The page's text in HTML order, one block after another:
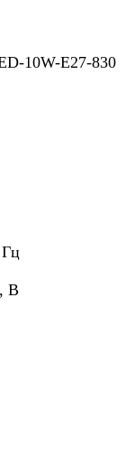
10W-E27-830
В